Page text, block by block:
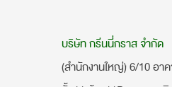
บริษัท กรีนนี่กราส จำกัด
(สำนักงานใหญ่) 6/10 อ